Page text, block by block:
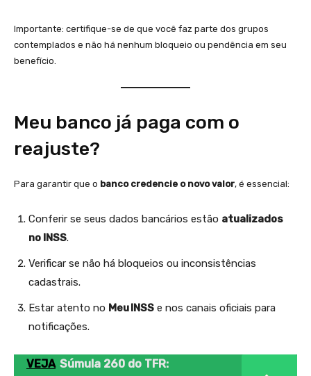
Importante: certifique-se de que você faz parte dos grupos
contemplados e não há nenhum bloqueio ou pendência em seu
benefício.
Meu banco já paga com o
reajuste?
Para garantir que o banco credencie o novo valor, é essencial:
Conferir se seus dados bancários estão atualizados
no INSS.
Verificar se não há bloqueios ou inconsistências
cadastrais.
Estar atento no Meu INSS e nos canais oficiais para
notificações.
VEJA Súmula 260 do TFR: